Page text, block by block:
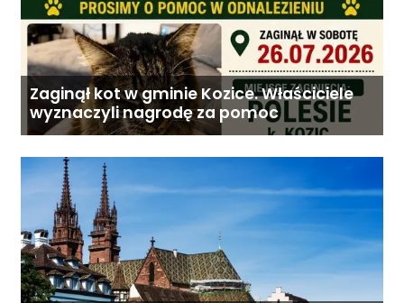
Zaginął kot w gminie Kozice. Właściciele
wyznaczyli nagrodę za pomoc